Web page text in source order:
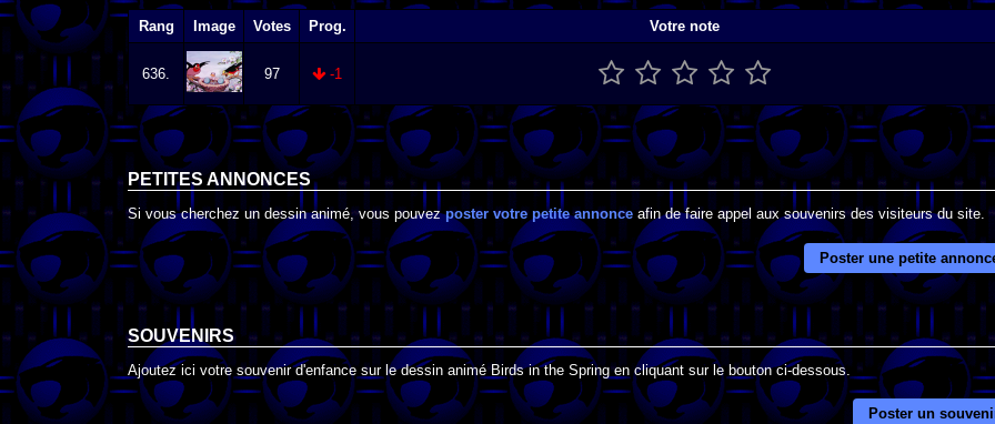
Rang Image Votes Prog. Votre note
636. 97 -1
PETITES ANNONCES
Si vous cherchez un dessin animé, vous pouvezposter votre petite annonce afin de faire appel aux souvenirs des visiteurs du site.
Poster une petite
SOUVENIRS
Ajoutez ici votre souvenir d'enfance sur le dessin animé Birds in the Spring en cliquant sur le bouton ci-dessous.
Poster un